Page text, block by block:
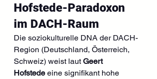
Hofstede-Paradoxon
im DACH-Raum
Die soziokulturelle DNA der DACH-
Region (Deutschland, Österreich,
Schweiz) weist laut Geert
Hofstede eine signifikant hohe